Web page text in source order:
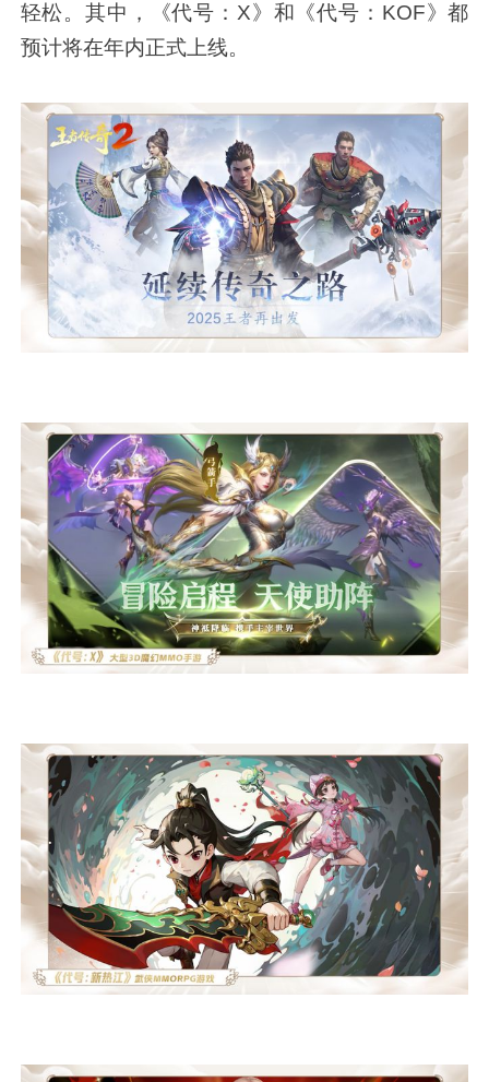
轻松。其中，《代号：X》和《代号：KOF》都
预计将在年内正式上线。